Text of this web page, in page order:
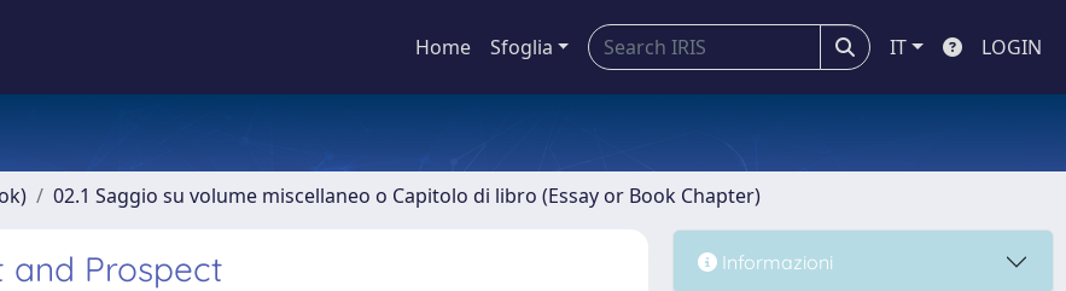
Home Sfoglia IT LOGIN
02.1 Saggio su volume miscellaneo o Capitolo di libro (Essay or Book Chapter)
and Prospect Informazioni